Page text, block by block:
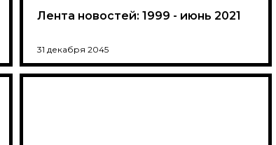
Лента новостей: 1999 - июнь 2021
31 декабря 2045